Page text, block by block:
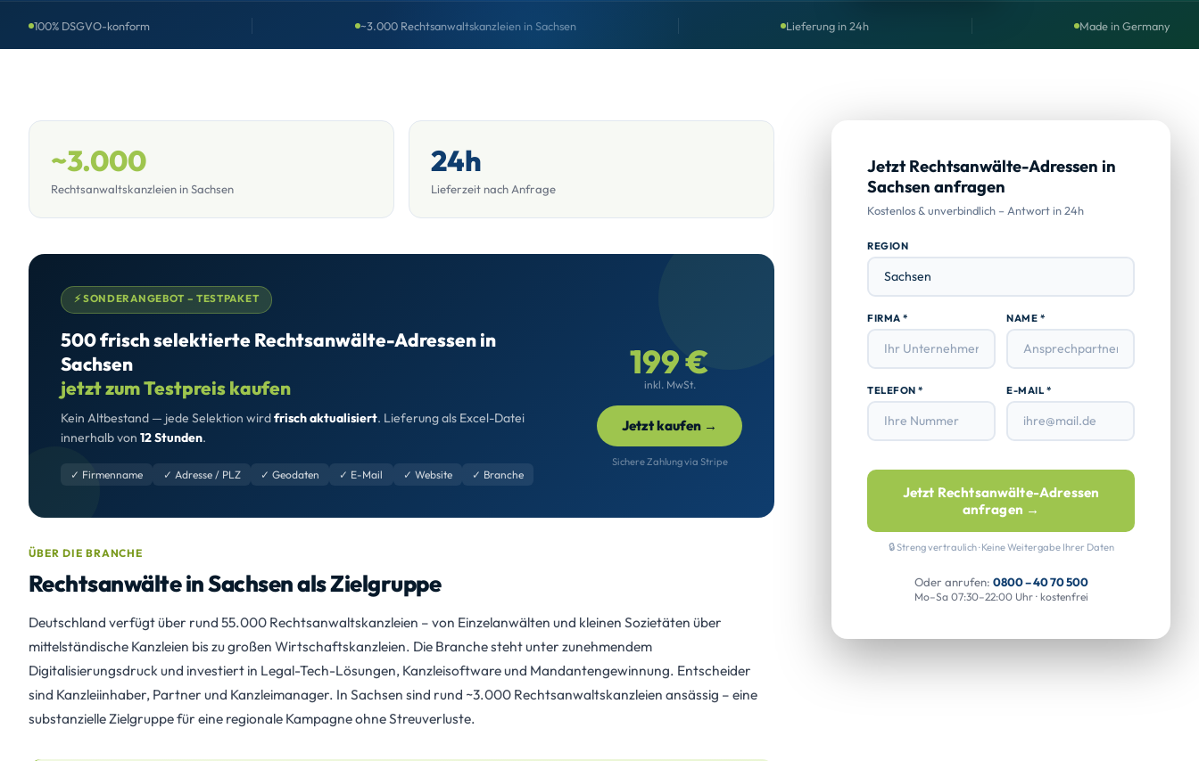
100% DSGVO-konform ~3.000 Rechtsanwaltskanzleien in Sachsen Lieferung in 24h Made in Germany
~3.000
Rechtsanwaltskanzleien in Sachsen
24h
Lieferzeit nach Anfrage
⚡ SONDERANGEBOT – TESTPAKET
500 frisch selektierte Rechtsanwälte-Adressen in
Sachsen
jetzt zum Testpreis kaufen
Kein Altbestand — jede Selektion wirdfrisch aktualisiert. Lieferung als Excel-Datei
innerhalb von 12 Stunden.
✓ Firmenname ✓ Adresse / PLZ ✓ Geodaten ✓ E-Mail ✓ Website ✓ Branche
199 €
inkl. MwSt.
Jetzt kaufen →
Sichere Zahlung via Stripe
ÜBER DIE BRANCHE
Rechtsanwälte in Sachsen als Zielgruppe
Deutschland verfügt über rund 55.000 Rechtsanwaltskanzleien – von Einzelanwälten und kleinen Sozietäten über
mittelständische Kanzleien bis zu großen Wirtschaftskanzleien. Die Branche steht unter zunehmendem
Digitalisierungsdruck und investiert in Legal-Tech-Lösungen, Kanzleisoftware und Mandantengewinnung. Entscheider
sind Kanzleiinhaber, Partner und Kanzleimanager. In Sachsen sind rund ~3.000 Rechtsanwaltskanzleien ansässig – eine
substanzielle Zielgruppe für eine regionale Kampagne ohne Streuverluste.
Jetzt Rechtsanwälte-Adressen in
Sachsen anfragen
Kostenlos & unverbindlich – Antwort in 24h
REGION
FIRMA * NAME *
TELEFON * E-MAIL *
Jetzt Rechtsanwälte-Adressen
anfragen →
🔒 Streng vertraulich · Keine Weitergabe Ihrer Daten
Oder anrufen: 0800 – 40 70 500
Mo–Sa 07:30–22:00 Uhr · kostenfrei